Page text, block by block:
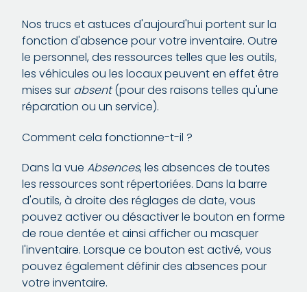
Nos trucs et astuces d'aujourd'hui portent sur la
fonction d'absence pour votre inventaire. Outre
le personnel, des ressources telles que les outils,
les véhicules ou les locaux peuvent en effet être
mises sur absent(pour des raisons telles qu'une
réparation ou un service).
Comment cela fonctionne-t-il ?
Dans la vue Absences, les absences de toutes
les ressources sont répertoriées. Dans la barre
d'outils, à droite des réglages de date, vous
pouvez activer ou désactiver le bouton en forme
de roue dentée et ainsi afficher ou masquer
l'inventaire. Lorsque ce bouton est activé, vous
pouvez également définir des absences pour
votre inventaire.